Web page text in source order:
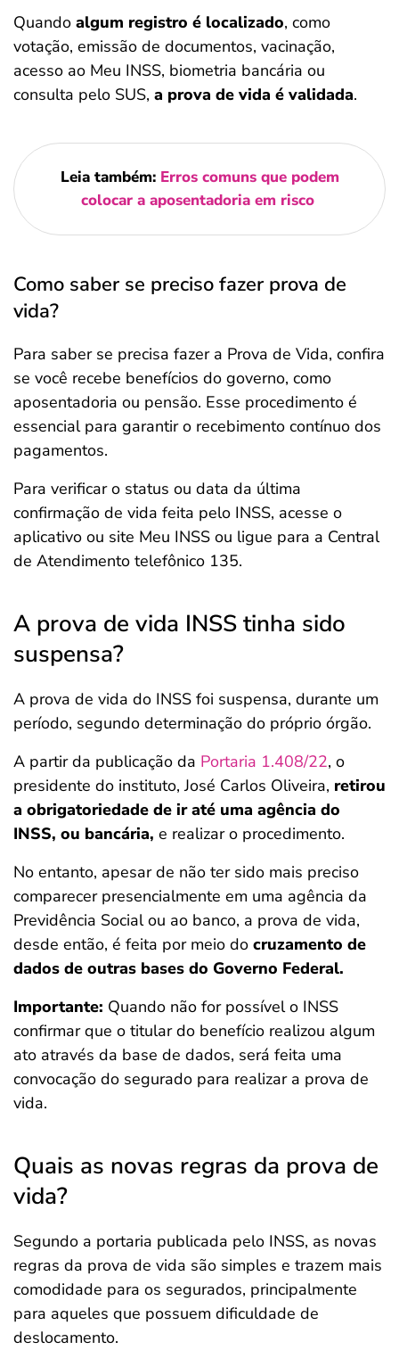
Quando algum registro é localizado, como
votação, emissão de documentos, vacinação,
acesso ao Meu INSS, biometria bancária ou
consulta pelo SUS, a prova de vida é validada.
Leia também: Erros comuns que podem
colocar a aposentadoria em risco
Como saber se preciso fazer prova de
vida?
Para saber se precisa fazer a Prova de Vida, confira
se você recebe benefícios do governo, como
aposentadoria ou pensão. Esse procedimento é
essencial para garantir o recebimento contínuo dos
pagamentos.
Para verificar o status ou data da última
confirmação de vida feita pelo INSS, acesse o
aplicativo ou site Meu INSS ou ligue para a Central
de Atendimento telefônico 135.
A prova de vida INSS tinha sido
suspensa?
A prova de vida do INSS foi suspensa, durante um
período, segundo determinação do próprio órgão.
A partir da publicação da Portaria 1.408/22, o
presidente do instituto, José Carlos Oliveira, retirou
a obrigatoriedade de ir até uma agência do
INSS, ou bancária, e realizar o procedimento.
No entanto, apesar de não ter sido mais preciso
comparecer presencialmente em uma agência da
Previdência Social ou ao banco, a prova de vida,
desde então, é feita por meio do cruzamento de
dados de outras bases do Governo Federal.
Importante: Quando não for possível o INSS
confirmar que o titular do benefício realizou algum
ato através da base de dados, será feita uma
convocação do segurado para realizar a prova de
vida.
Quais as novas regras da prova de
vida?
Segundo a portaria publicada pelo INSS, as novas
regras da prova de vida são simples e trazem mais
comodidade para os segurados, principalmente
para aqueles que possuem dificuldade de
deslocamento.